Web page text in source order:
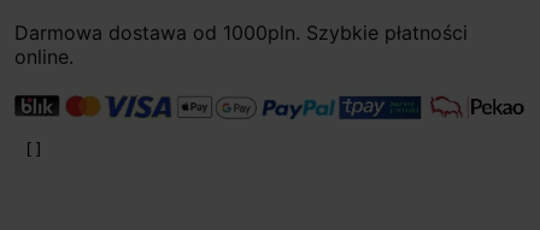
Darmowa dostawa od 1000pln. Szybkie płatności
online.